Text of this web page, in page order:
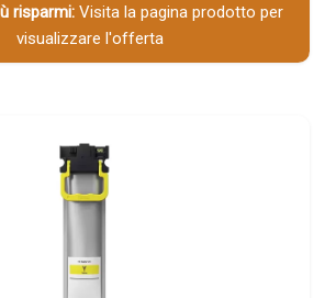
risparmi:Visita la pagina prodotto per
visualizzare l'offerta